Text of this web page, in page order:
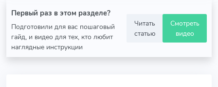
Первый раз в этом разделе?
Подготовили для вас пошаговый
гайд, и видео для тех, кто любит
наглядные инструкции
Читать
статью
Смотреть
видео